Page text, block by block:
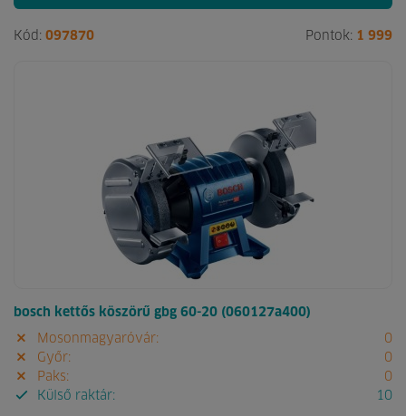
Kód: 097870 Pontok: 1 999
bosch kettős köszörű gbg 60-20 (060127a400)
Mosonmagyaróvár:
0
Győr:
0
Paks:
0
Külső raktár:
10